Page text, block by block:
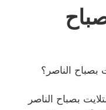
الناصر؟
بصباح الناصر